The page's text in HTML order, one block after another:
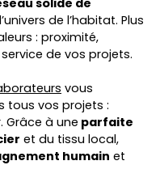
solide de
de l’habitat. Plus
: proximité,
de vos projets.
vous
tous vos projets :
Grâce à une parfaite
et du tissu local,
humain et